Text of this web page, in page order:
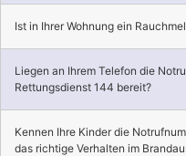
Ist in Ihrer Wohnung ein
Liegen an Ihrem Telefon die
Rettungsdienst 144 bereit?
Kennen Ihre Kinder die
das richtige Verhalten im